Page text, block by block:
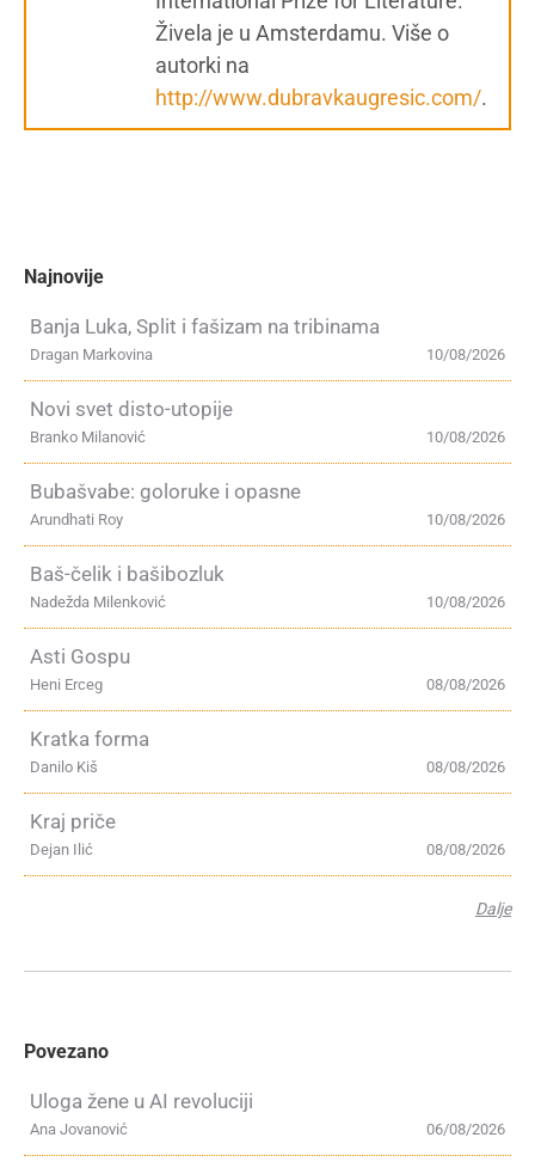
Živela je u Amsterdamu. Više o
autorki na
http://www.dubravkaugresic.com/.
Najnovije
Banja Luka, Split i fašizam na tribinama
10/08/2026
Dragan Markovina
Novi svet disto-utopije
10/08/2026
Branko Milanović
Bubašvabe: goloruke i opasne
10/08/2026
Arundhati Roy
Baš-čelik i bašibozluk
10/08/2026
Nadežda Milenković
Asti Gospu
08/08/2026
Heni Erceg
Kratka forma
08/08/2026
Danilo Kiš
Kraj priče
08/08/2026
Dejan Ilić
Dalje
Povezano
Uloga žene u AI revoluciji
06/08/2026
Ana Jovanović